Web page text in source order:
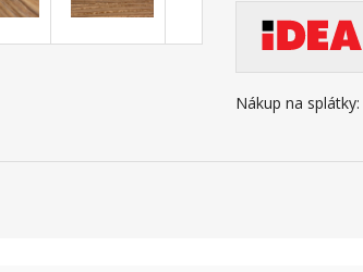
Nákup na splátky: